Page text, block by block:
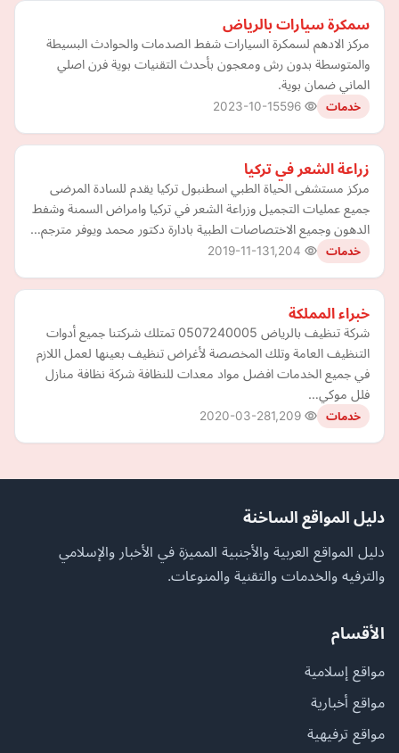
سمكرة سيارات بالرياض
مركز الادهم لسمكرة السيارات شفط الصدمات والحوادث البسيطة
والمتوسطة بدون رش ومعجون بأحدث التقنيات بوية فرن اصلي
الماني ضمان بوية.
خدمات 2023-10-15
زراعة الشعر في تركيا
مركز مستشفى الحياة الطبي اسطنبول تركيا يقدم للسادة المرضى
جميع عمليات التجميل وزراعة الشعر في تركيا وامراض السمنة وشفط
الدهون وجميع الاختصاصات الطبية بادارة دكتور محمد ويوفر مترجم…
خدمات 2019-11-13
خبراء المملكة
شركة تنظيف بالرياض 0507240005 تمتلك شركتنا جميع أدوات
التنظيف العامة وتلك المخصصة لأغراض تنظيف بعينها لعمل اللازم
في جميع الخدمات افضل مواد معدات للنظافة شركة نظافة منازل
فلل موكي…
خدمات 2020-03-28
دليل المواقع الساخنة
دليل المواقع العربية والأجنبية المميزة في الأخبار والإسلامي
والترفيه والخدمات والتقنية والمنوعات.
الأقسام
مواقع إسلامية
مواقع أخبارية
مواقع ترفيهية